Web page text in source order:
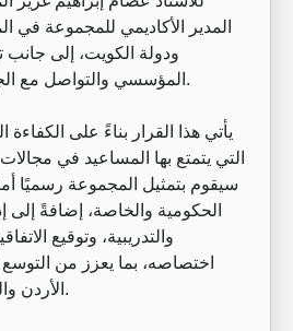
المدير الأكاديمي للمجموعة في
ودولة الكويت، إلى جانب
المؤسسي والتواصل مع الجهات الرسمية والخاصة.
يأتي هذا القرار بناءً على الكفاءة
التي يتمتع بها المساعيد في
سيقوم بتمثيل المجموعة رسميًا
الحكومية والخاصة، إضافةً إلى
والتدريبية، وتوقيع
اختصاصه، بما يعزز من
الأردن والكويت والإمارات ومصر.